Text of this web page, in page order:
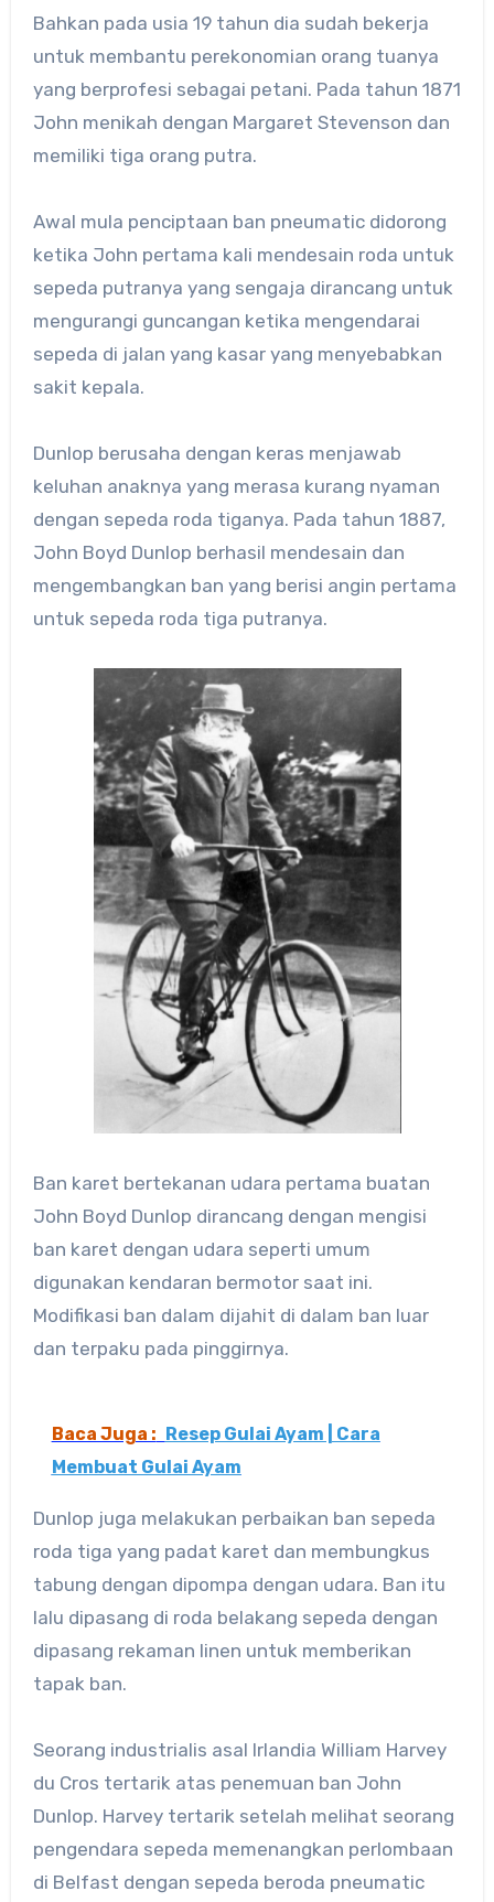
Bahkan pada usia 19 tahun dia sudah bekerja
untuk membantu perekonomian orang tuanya
yang berprofesi sebagai petani. Pada tahun 1871
John menikah dengan Margaret Stevenson dan
memiliki tiga orang putra.
Awal mula penciptaan ban pneumatic didorong
ketika John pertama kali mendesain roda untuk
sepeda putranya yang sengaja dirancang untuk
mengurangi guncangan ketika mengendarai
sepeda di jalan yang kasar yang menyebabkan
sakit kepala.
Dunlop berusaha dengan keras menjawab
keluhan anaknya yang merasa kurang nyaman
dengan sepeda roda tiganya. Pada tahun 1887,
John Boyd Dunlop berhasil mendesain dan
mengembangkan ban yang berisi angin pertama
untuk sepeda roda tiga putranya.
Ban karet bertekanan udara pertama buatan
John Boyd Dunlop dirancang dengan mengisi
ban karet dengan udara seperti umum
digunakan kendaran bermotor saat ini.
Modifikasi ban dalam dijahit di dalam ban luar
dan terpaku pada pinggirnya.
Baca Juga : Resep Gulai Ayam | Cara
Membuat Gulai Ayam
Dunlop juga melakukan perbaikan ban sepeda
roda tiga yang padat karet dan membungkus
tabung dengan dipompa dengan udara. Ban itu
lalu dipasang di roda belakang sepeda dengan
dipasang rekaman linen untuk memberikan
tapak ban.
Seorang industrialis asal Irlandia William Harvey
du Cros tertarik atas penemuan ban John
Dunlop. Harvey tertarik setelah melihat seorang
pengendara sepeda memenangkan perlombaan
di Belfast dengan sepeda beroda pneumatic